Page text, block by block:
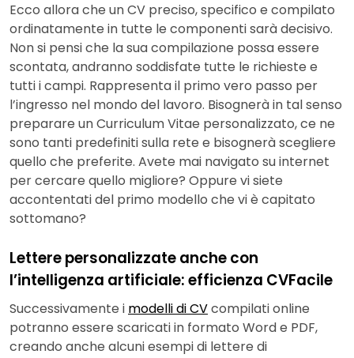
Ecco allora che un CV preciso, specifico e compilato
ordinatamente in tutte le componenti sarà decisivo.
Non si pensi che la sua compilazione possa essere
scontata, andranno soddisfate tutte le richieste e
tutti i campi. Rappresenta il primo vero passo per
l’ingresso nel mondo del lavoro. Bisognerà in tal senso
preparare un Curriculum Vitae personalizzato, ce ne
sono tanti predefiniti sulla rete e bisognerà scegliere
quello che preferite. Avete mai navigato su internet
per cercare quello migliore? Oppure vi siete
accontentati del primo modello che vi è capitato
sottomano?
Lettere personalizzate anche con
l’intelligenza artificiale: efficienza CVFacile
Successivamente i modelli di CVcompilati online
potranno essere scaricati in formato Word e PDF,
creando anche alcuni esempi di lettere di